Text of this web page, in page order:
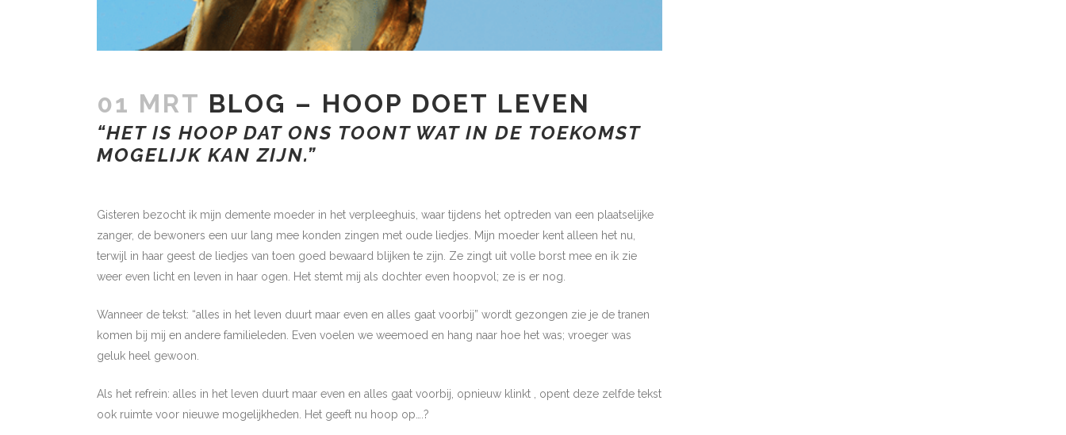
01 MRT BLOG – HOOP DOET LEVEN
“HET IS HOOP DAT ONS TOONT WAT IN DE TOEKOMST
MOGELIJK KAN ZIJN.”
Gisteren bezocht ik mijn demente moeder in het verpleeghuis, waar tijdens het optreden van een plaatselijke
zanger, de bewoners een uur lang mee konden zingen met oude liedjes. Mijn moeder kent alleen het nu,
terwijl in haar geest de liedjes van toen goed bewaard blijken te zijn. Ze zingt uit volle borst mee en ik zie
weer even licht en leven in haar ogen. Het stemt mij als dochter even hoopvol; ze is er nog.
Wanneer de tekst: “alles in het leven duurt maar even en alles gaat voorbij” wordt gezongen zie je de tranen
komen bij mij en andere familieleden. Even voelen we weemoed en hang naar hoe het was; vroeger was
geluk heel gewoon.
Als het refrein: alles in het leven duurt maar even en alles gaat voorbij, opnieuw klinkt , opent deze zelfde tekst
ook ruimte voor nieuwe mogelijkheden. Het geeft nu hoop op….?